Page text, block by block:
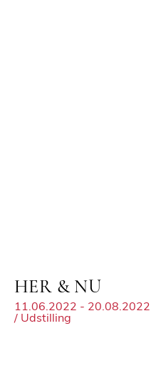
HER & NU
11.06.2022 - 20.08.2022
/ Udstilling